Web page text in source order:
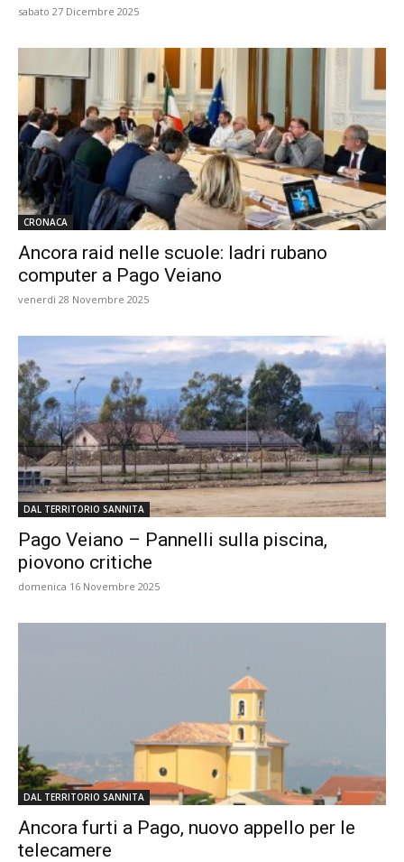
sabato 27 Dicembre 2025
CRONACA
Ancora raid nelle scuole: ladri rubano
computer a Pago Veiano
venerdì 28 Novembre 2025
DAL TERRITORIO SANNITA
Pago Veiano – Pannelli sulla piscina,
piovono critiche
domenica 16 Novembre 2025
DAL TERRITORIO SANNITA
Ancora furti a Pago, nuovo appello per le
telecamere